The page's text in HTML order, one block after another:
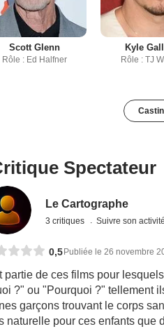
Scott Glenn
Rôle : Ed Halfner
Kyle
Rôle : TJ
Spectateur
Le Cartographe
3 critiques Suivre son activité
0,5Publiée le 26 novembre
partie de ces films pour
?" ou "Pourquoi ?" tellement
garçons trouvant le corps
naturelle pour ces enfants que